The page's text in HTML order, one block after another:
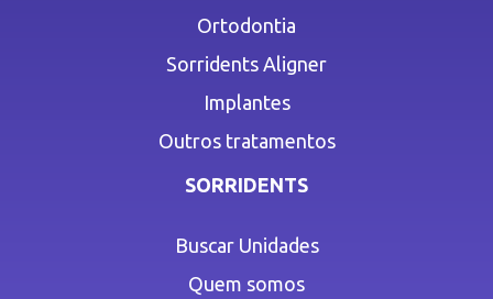
Ortodontia
Sorridents Aligner
Implantes
Outros tratamentos
SORRIDENTS
Buscar Unidades
Quem somos